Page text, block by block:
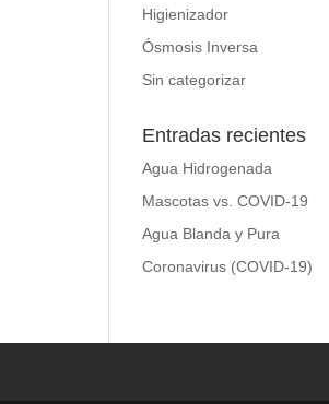
Higienizador
Ósmosis Inversa
Sin categorizar
Entradas recientes
Agua Hidrogenada
Mascotas vs. COVID-19
Agua Blanda y Pura
Coronavirus (COVID-19)